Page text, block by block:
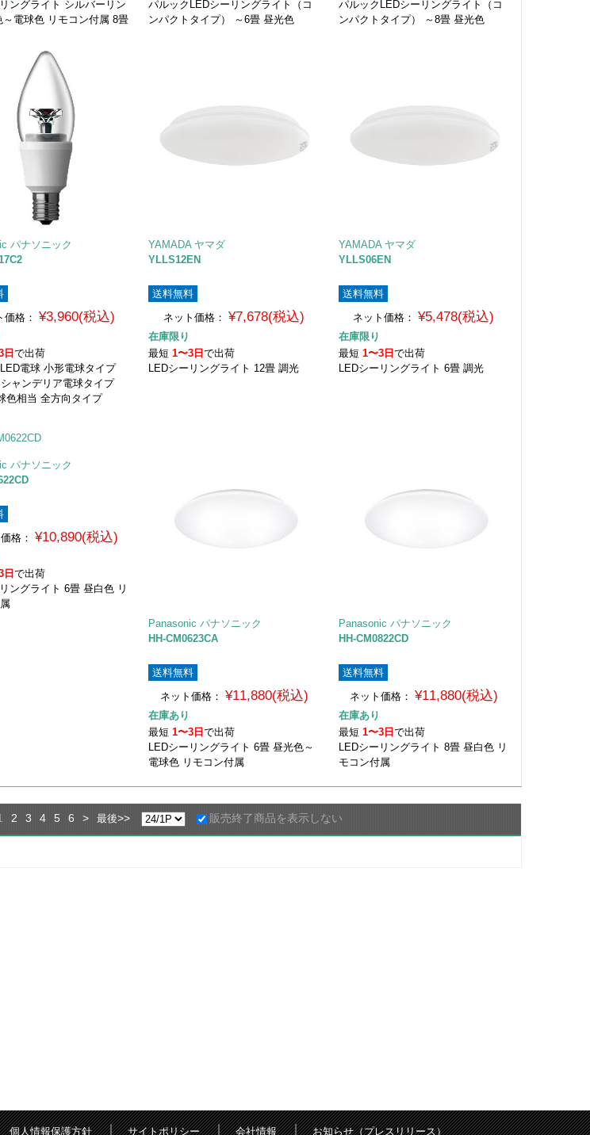
リングライト シルバーリン
～電球色 リモコン付属 8畳
パルックLEDシーリングライト（コ
ンパクトタイプ） ～6畳 昼光色
パルックLEDシーリングライト（コ
ンパクトタイプ） ～8畳 昼光色
パナソニック
価格： ¥3,960(税込)
日で出荷
電球 小形電球タイプ
ャンデリア電球タイプ
色相当 全方向タイプ
YAMADA ヤマダ
YLLS12EN
送料無料
ネット価格：
¥7,678(税込)
在庫限り
最短1〜3日で出荷
LEDシーリングライト 12畳 調光
YAMADA ヤマダ
YLLS06EN
送料無料
ネット価格：
¥5,478(税込)
在庫限り
最短 1〜3日 で出荷
LEDシーリングライト 6畳 調光
パナソニック
格：
¥10,890(税込)
日で出荷
リングライト 6畳 昼白色 リ
Panasonic パナソニック
HH-CM0623CA
送料無料
ネット価格： ¥11,880(税込)
在庫あり
最短1〜3日で出荷
LEDシーリングライト 6畳 昼光色～
電球色 リモコン付属
Panasonic パナソニック
HH-CM0822CD
送料無料
ネット価格： ¥11,880(税込)
在庫あり
最短 1〜3日 で出荷
LEDシーリングライト 8畳 昼白色 リ
モコン付属
2 3 4 5 6 > 最後>> 販売終了商品を表示しない
個人情報保護方針 サイトポリシー 会社情報 お知らせ（プレスリリース）